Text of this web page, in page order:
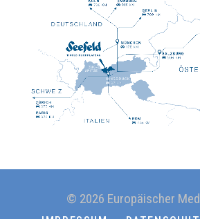
© 2026 Europäischer